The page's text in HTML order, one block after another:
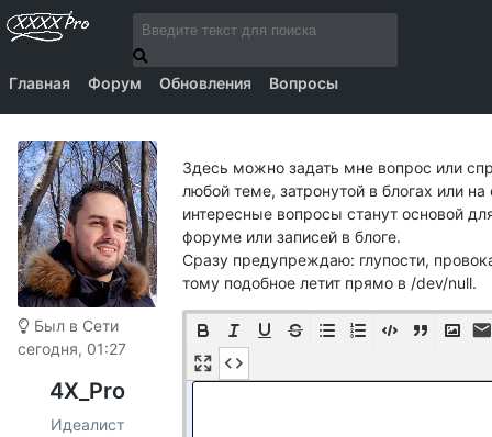
Главная Форум Обновления Вопросы
Был в Сети
сегодня, 01:27
4X_Pro
Идеалист
Здесь можно задать мне вопрос или
любой теме, затронутой в блогах или
интересные вопросы станут основой
форуме или записей в блоге.
Сразу предупреждаю: глупости,
тому подобное летит прямо в /dev/null.